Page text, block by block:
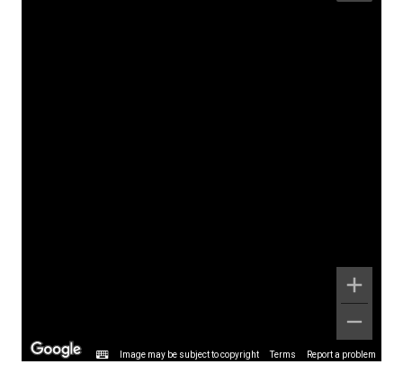
Image may be subject to copyright Terms Report a problem